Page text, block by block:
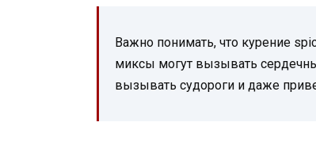
Важно понимать, что курение
миксы могут вызывать
вызывать судороги и даже